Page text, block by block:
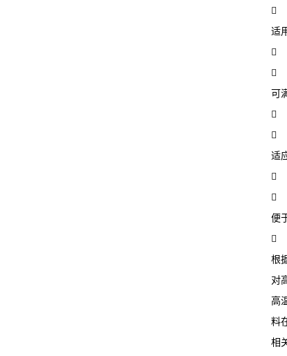

适


可


适


便

根
对
高
料
相